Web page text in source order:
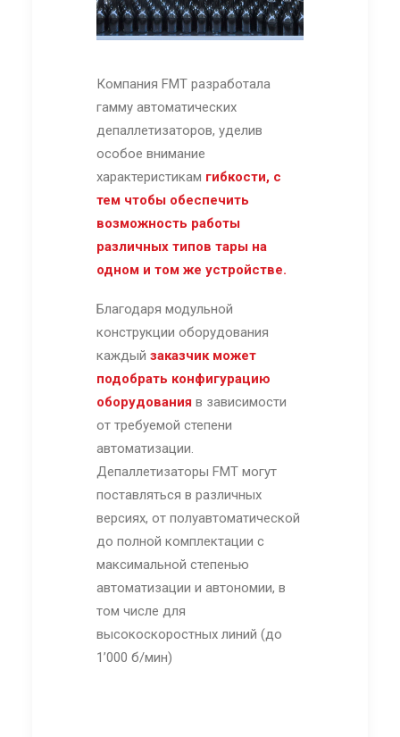
Компания FMT разработала
гамму автоматических
депаллетизаторов, уделив
особое внимание
характеристикам гибкости, с
тем чтобы обеспечить
возможность работы
различных типов тары на
одном и том же устройстве.
Благодаря модульной
конструкции оборудования
каждый заказчик может
подобрать конфигурацию
оборудования в зависимости
от требуемой степени
автоматизации.
Депаллетизаторы FMT могут
поставляться в различных
версиях, от полуавтоматической
до полной комплектации с
максимальной степенью
автоматизации и автономии, в
том числе для
высокоскоростных линий (до
1’000 б/мин)